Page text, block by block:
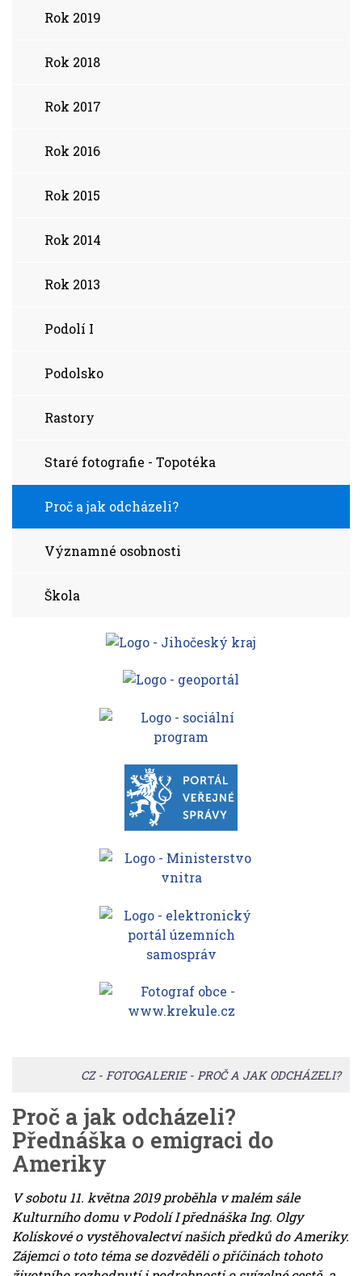
Rok 2019
Rok 2018
Rok 2017
Rok 2016
Rok 2015
Rok 2014
Rok 2013
Podolí I
Podolsko
Rastory
Staré fotografie - Topotéka
Proč a jak odcházeli?
Významné osobnosti
Škola
CZ- FOTOGALERIE- PROČ A JAK ODCHÁZELI?
Proč a jak odcházeli?
Přednáška o emigraci do
Ameriky
V sobotu 11. května 2019 proběhla v malém sále
Kulturního domu v Podolí I přednáška Ing. Olgy
Kolískové o vystěhovalectví našich předků do Ameriky.
Zájemci o toto téma se dozvěděli o příčinách tohoto